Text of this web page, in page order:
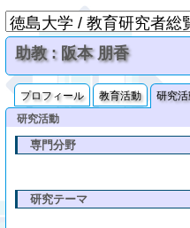
助教 : 阪本 朋香
プロフィール 教育活動 研究
研究活動
専門分野
研究テーマ